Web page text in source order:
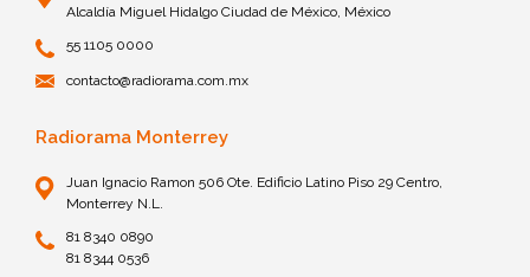
Alcaldía Miguel Hidalgo Ciudad de México, México
55 1105 0000
contacto@radiorama.com.mx
Radiorama Monterrey
Juan Ignacio Ramon 506 Ote. Edificio Latino Piso 29 Centro,
Monterrey N.L.
81 8340 0890
81 8344 0536